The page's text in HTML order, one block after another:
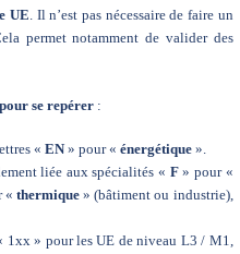
UE. Il n’est pas nécessaire de faire un
permet notamment de valider des
se repérer:
« EN » pour « énergétique ».
liée aux spécialités « F» pour «
«thermique » (bâtiment ou industrie),
1xx » pour les UE de niveau L3 / M1,